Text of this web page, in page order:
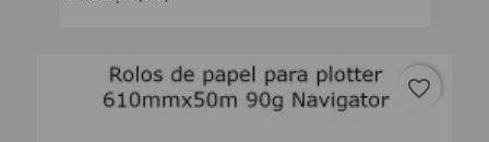
favorite_border